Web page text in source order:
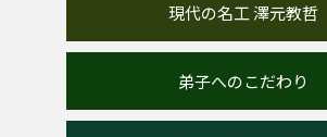
現代の名工 澤元教哲
弟子へのこだわり